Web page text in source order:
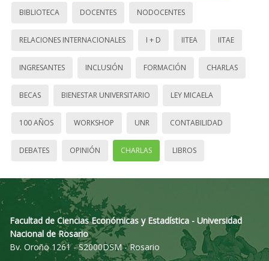
BIBLIOTECA DOCENTES NODOCENTES
RELACIONES INTERNACIONALES I + D IITEA IITAE
INGRESANTES INCLUSIÓN FORMACIÓN CHARLAS
BECAS BIENESTAR UNIVERSITARIO LEY MICAELA
100 AÑOS WORKSHOP UNR CONTABILIDAD
DEBATES OPINIÓN CHARLAS LIBROS
Facultad de Ciencias Económicas y Estadística - Universidad
Nacional de Rosario
Bv. Oroño 1261 - S2000DSM - Rosario